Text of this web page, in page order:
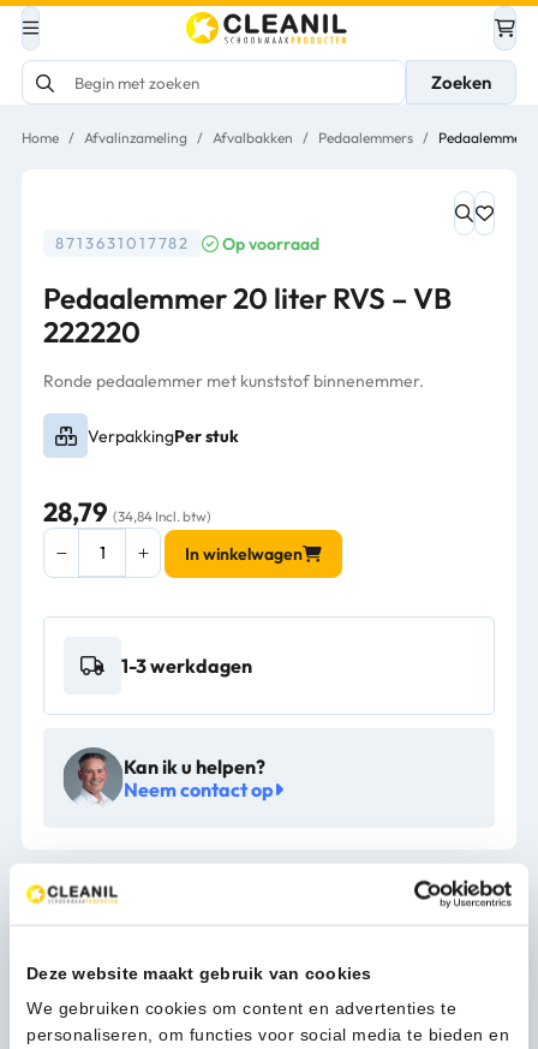
Deze website maakt gebruik van cookies
We gebruiken cookies om content en advertenties te
personaliseren, om functies voor social media te bieden en
Zoeken
Home / Afvalinzameling / Afvalbakken / Pedaalemmers / Pedaalemmer
8713631017782 Op voorraad
Pedaalemmer 20 liter RVS – VB
222220
Ronde pedaalemmer met kunststof binnenemmer.
VerpakkingPer stuk
28,79 (34,84 Incl. btw)
Pedaalemmer
20
RVS
In winkelwagen
1-3 werkdagen
Kan ik u helpen?
Neem contact op
Beschrijving
Ronde pedaalemmer met kunststof binnenemmer.
Meer productinformatie